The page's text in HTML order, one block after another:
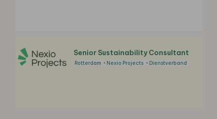
Senior Sustainability Consultant
Rotterdam Nexio Projects Dienstverband